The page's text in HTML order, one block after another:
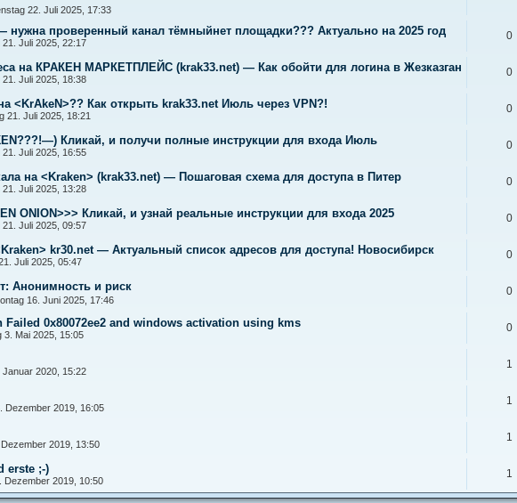
22. Juli 2025, 17:33
нужна проверенный канал тёмныйнет площадки??? Актуально на 2025 год
21. Juli 2025, 22:17
0
на КРАКЕН МАРКЕТПЛЕЙС (krak33.net) — Как обойти для логина в Жезказган
21. Juli 2025, 18:38
0
<KrAkeN>?? Как открыть krak33.net Июль через VPN?!
21. Juli 2025, 18:21
0
Кликай, и получи полные инструкции для входа Июль
21. Juli 2025, 16:55
0
на <Kraken> (krak33.net) — Пошаговая схема для доступа в Питер
21. Juli 2025, 13:28
0
ONION>>> Кликай, и узнай реальные инструкции для входа 2025
21. Juli 2025, 09:57
0
kr30.net — Актуальный список адресов для доступа! Новосибирск
Juli 2025, 05:47
0
Анонимность и риск
16. Juni 2025, 17:46
0
0x80072ee2 and windows activation using kms
3. Mai 2025, 15:05
0
Januar 2020, 15:22
1
Dezember 2019, 16:05
1
2019, 13:50
1
erste ;-)
Dezember 2019, 10:50
1